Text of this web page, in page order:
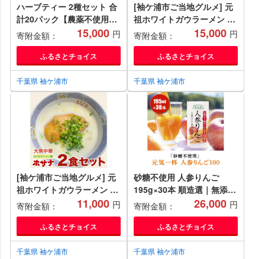
ハーブティー 2種セット 合
計20パック【農薬不使用】
しまむらファーム＆ガーデ
ン｜ハーブ ブレンド ティー
バッグ ティーバッグ ティー
パック お茶 リラックス エ
シカル 自然栽培 ボタニカル
OKシード 贈答 プレゼント
セット [0376ch]
寄附金額： 15,000 円
ふるさとチョイス
千葉県 袖ケ浦市
[袖ケ浦市ご当地グルメ] 元
祖ホワイトガウラーメン 3
食セット 話題 ホサナ ロバ
のラーメン屋 [0534]
寄附金額： 15,000 円
ふるさとチョイス
千葉県 袖ケ浦市
[袖ケ浦市ご当地グルメ] 元
祖ホワイトガウラーメン 2
食セット 話題 ホサナ ロバ
のラーメン屋 [0533]
寄附金額： 11,000 円
ふるさとチョイス
千葉県 袖ケ浦市
砂糖不使用 人参りんご
195g×30本 順造選｜無添加
無塩 健康 にんじん リンゴ
ジュース ドリンク カロテン
長期保存 [0429ch]
寄附金額： 26,000 円
ふるさとチョイス
千葉県 袖ケ浦市